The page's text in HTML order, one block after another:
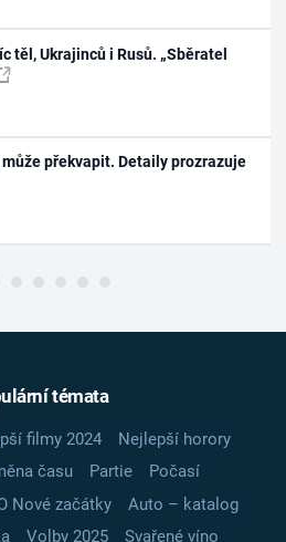
těl, Ukrajinců i Rusů. „Sběratel
překvapit. Detaily prozrazuje
témata
filmy 2024
Nejlepší horory
času Partie
Počasí
Nové začátky
Auto – katalog
Volby 2025
Svařené víno